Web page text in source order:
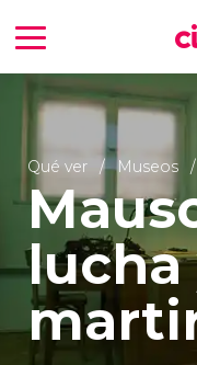
Qué ver Museos
lucha